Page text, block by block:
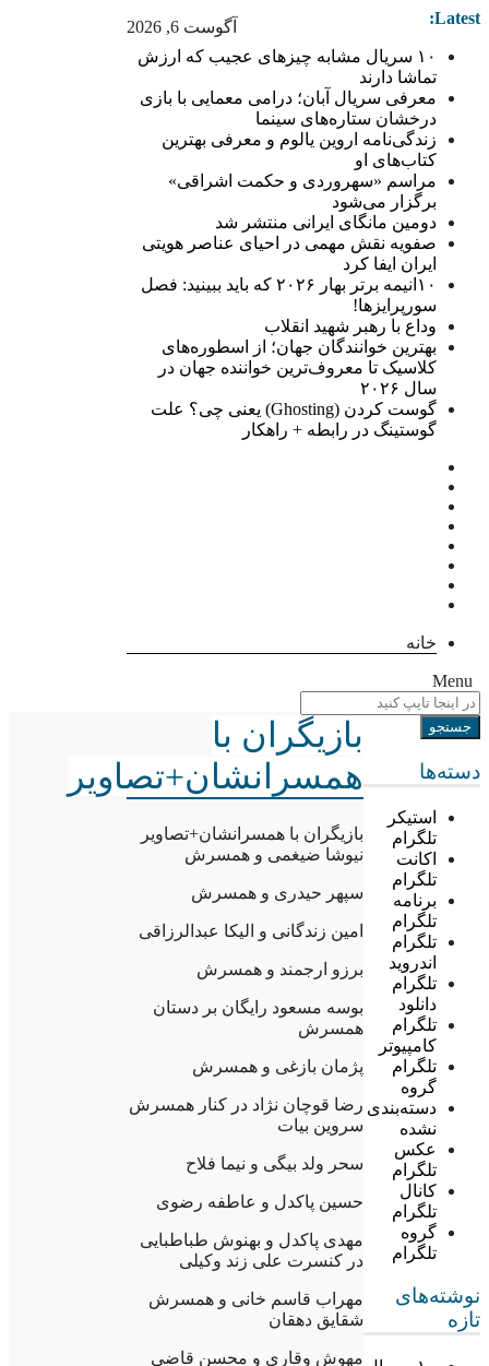
آگوست 6, 2026 Latest:
۱۰ سریال مشابه چیزهای عجیب که ارزش
تماشا دارند
معرفی سریال آبان؛ درامی معمایی با بازی
درخشان ستاره‌های سینما
زندگی‌نامه اروین یالوم و معرفی بهترین
کتاب‌های او
مراسم «سهروردی و حکمت اشراقی»
برگزار می‌شود
دومین مانگای ایرانی منتشر شد
صفویه نقش مهمی در احیای عناصر هویتی
ایران ایفا کرد
۱۰انیمه برتر بهار ۲۰۲۶ که باید ببینید: فصل
سورپرایزها!
وداع با رهبر شهید انقلاب
بهترین خوانندگان جهان؛ از اسطوره‌های
کلاسیک تا معروف‌ترین خواننده جهان در
سال ۲۰۲۶
گوست کردن (Ghosting) یعنی چی؟ علت
گوستینگ در رابطه + راهکار
خانه
Menu
دسته‌ها
استیکر
تلگرام
اکانت
تلگرام
برنامه
تلگرام
تلگرام
اندروید
تلگرام
دانلود
تلگرام
کامپیوتر
تلگرام
گروه
دسته‌بندی
نشده
عکس
تلگرام
کانال
تلگرام
گروه
تلگرام
نوشته‌های
تازه
بازیگران با
همسرانشان+تصاویر
بازیگران با همسرانشان+تصاویر
نیوشا ضیغمی و همسرش
سپهر حیدری و همسرش
امین زندگانی و الیکا عبدالرزاقی
برزو ارجمند و همسرش
بوسه مسعود رایگان بر دستان
همسرش
پژمان بازغی و همسرش
رضا قوچان نژاد در کنار همسرش
سروین بیات
سحر ولد بیگی و نیما فلاح
حسین پاکدل و عاطفه رضوی
مهدی پاکدل و بهنوش طباطبایی
در کنسرت علی زند وکیلی
مهراب قاسم خانی و همسرش
شقایق دهقان
مهوش وقاری و محسن قاضی